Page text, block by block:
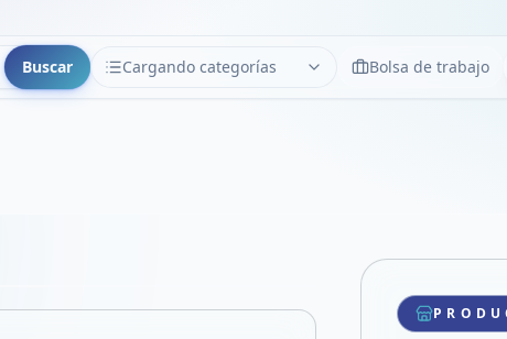
Buscar Cargando categorías
CATEGORÍAS LimpiarBolsa de trabajo
Compartir producto
Compartir por WhatsApp
Compartir por mail